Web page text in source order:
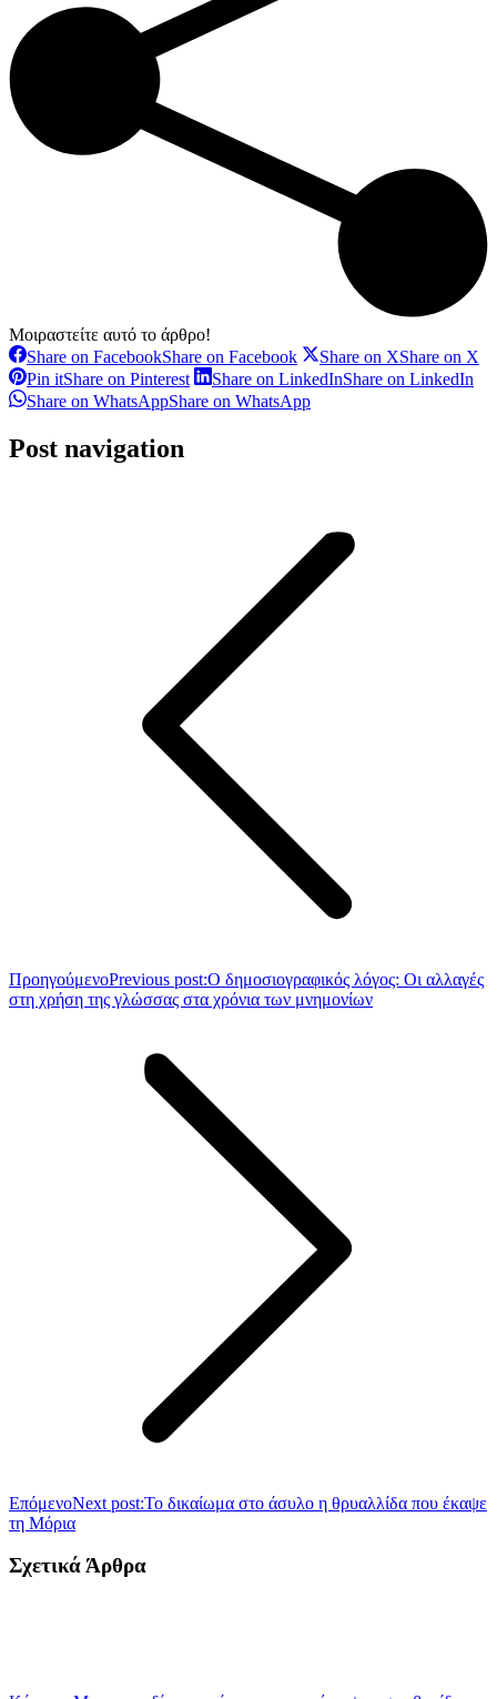
Μοιραστείτε αυτό το άρθρο!
Share on FacebookShare on Facebook Share on XShare on X
Pin itShare on Pinterest Share on LinkedInShare on LinkedIn
Share on WhatsAppShare on WhatsApp
Post navigation
ΠροηγούμενοPrevious post:Ο δημοσιογραφικός λόγος: Οι αλλαγές
στη χρήση της γλώσσας στα χρόνια των μνημονίων
ΕπόμενοNext post:Το δικαίωμα στο άσυλο η θρυαλλίδα που έκαψε
τη Μόρια
Σχετικά Άρθρα